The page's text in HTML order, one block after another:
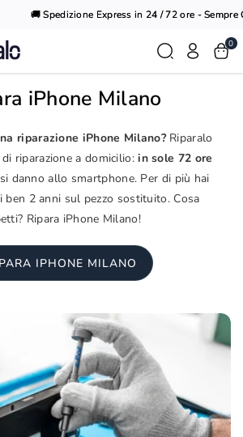
🚚 Spedizione Express in 24 / 72 ore - Sempre
0
iPhone Milano
riparazione iPhone Milano?Riparalo
riparazione a domicilio:in sole 72 ore
danno allo smartphone. Per di più hai
ben 2 anni sul pezzo sostituito. Cosa
Ripara iPhone Milano!
IPHONE MILANO